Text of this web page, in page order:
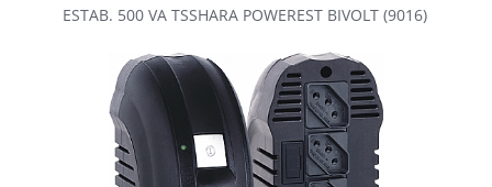
ESTAB. 500 VA TSSHARA POWEREST BIVOLT (9016)